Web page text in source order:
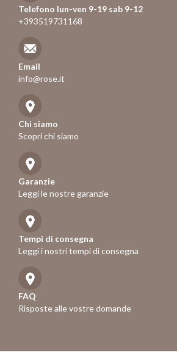
Telefono lun-ven 9-19 sab 9-12
+393519731168
Email
info@rose.it
Chi siamo
Scopri chi siamo
Garanzie
Leggi le nostre garanzie
Tempi di consegna
Leggi i nostri tempi di consegna
FAQ
Risposte alle vostre domande